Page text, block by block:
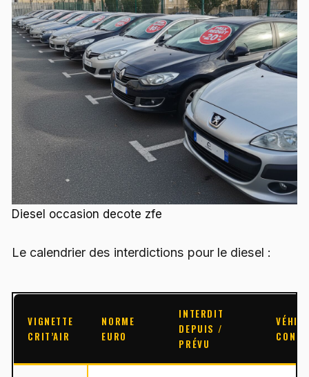
Diesel occasion decote zfe
Le calendrier des interdictions pour le diesel :
VIGNETTE
CRIT’AIR
NORME
EURO
INTERDIT
DEPUIS /
PRÉVU